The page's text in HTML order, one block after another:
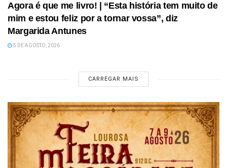
Agora é que me livro! | “Esta história tem muito de
mim e estou feliz por a tornar vossa”, diz
Margarida Antunes
5 DE AGOSTO, 2026
CARREGAR MAIS